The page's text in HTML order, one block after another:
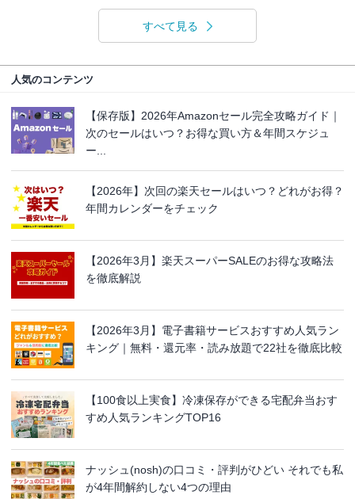
すべて見る
人気のコンテンツ
【保存版】2026年Amazonセール完全攻略ガイド｜
次のセールはいつ？お得な買い方＆年間スケジュ
ー...
【2026年】次回の楽天セールはいつ？どれがお得？
年間カレンダーをチェック
【2026年3月】楽天スーパーSALEのお得な攻略法
を徹底解説
【2026年3月】電子書籍サービスおすすめ人気ラン
キング｜無料・還元率・読み放題で22社を徹底比較
【100食以上実食】冷凍保存ができる宅配弁当おす
すめ人気ランキングTOP16
ナッシュ(nosh)の口コミ・評判がひどい それでも私
が4年間解約しない4つの理由